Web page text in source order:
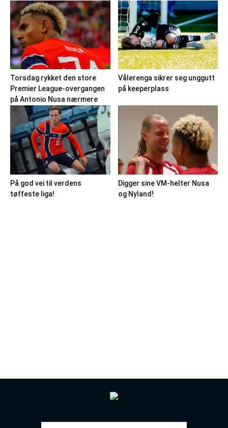
Torsdag rykket den store
Premier League-overgangen
på Antonio Nusa nærmere
Vålerenga sikrer seg unggutt
på keeperplass
På god vei til verdens
tøffeste liga!
Digger sine VM-helter Nusa
og Nyland!